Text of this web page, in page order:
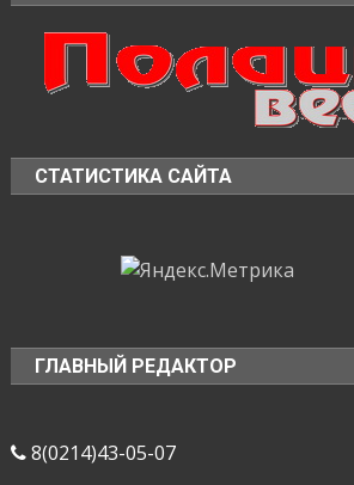
СТАТИСТИКА САЙТА
ГЛАВНЫЙ РЕДАКТОР
8(0214)43-05-07